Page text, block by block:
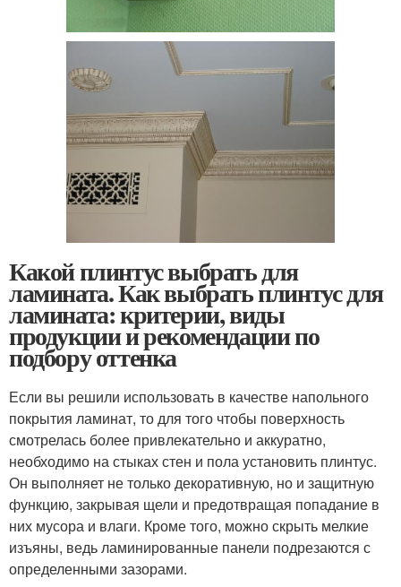
Какой плинтус выбрать для
ламината. Как выбрать плинтус для
ламината: критерии, виды
продукции и рекомендации по
подбору оттенка
Если вы решили использовать в качестве напольного
покрытия ламинат, то для того чтобы поверхность
смотрелась более привлекательно и аккуратно,
необходимо на стыках стен и пола установить плинтус.
Он выполняет не только декоративную, но и защитную
функцию, закрывая щели и предотвращая попадание в
них мусора и влаги. Кроме того, можно скрыть мелкие
изъяны, ведь ламинированные панели подрезаются с
определенными зазорами.